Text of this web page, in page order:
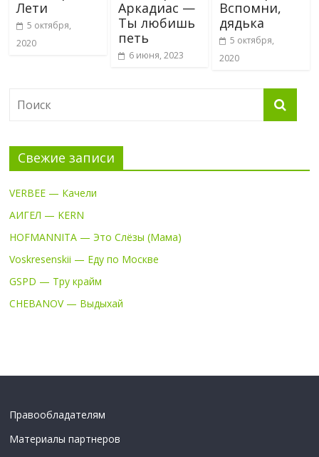
Лети
5 октября,
2020
Аркадиас —
Ты любишь
петь
6 июня, 2023
Вспомни,
дядька
5 октября,
2020
Свежие записи
VERBEE — Качели
АИГЕЛ — KERN
HOFMANNITA — Это Слёзы (Мама)
Voskresenskii — Еду по Москве
GSPD — Тру крайм
CHEBANOV — Выдыхай
Правообладателям
Материалы партнеров